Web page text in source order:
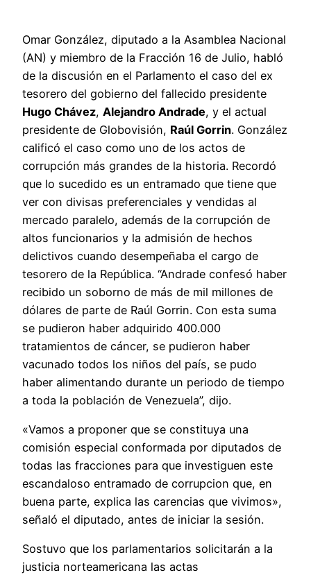
Omar González, diputado a la Asamblea Nacional
(AN) y miembro de la Fracción 16 de Julio, habló
de la discusión en el Parlamento el caso del ex
tesorero del gobierno del fallecido presidente
Hugo Chávez, Alejandro Andrade, y el actual
presidente de Globovisión, Raúl Gorrin. González
calificó el caso como uno de los actos de
corrupción más grandes de la historia. Recordó
que lo sucedido es un entramado que tiene que
ver con divisas preferenciales y vendidas al
mercado paralelo, además de la corrupción de
altos funcionarios y la admisión de hechos
delictivos cuando desempeñaba el cargo de
tesorero de la República. “Andrade confesó haber
recibido un soborno de más de mil millones de
dólares de parte de Raúl Gorrin. Con esta suma
se pudieron haber adquirido 400.000
tratamientos de cáncer, se pudieron haber
vacunado todos los niños del país, se pudo
haber alimentando durante un periodo de tiempo
a toda la población de Venezuela”, dijo.
«Vamos a proponer que se constituya una
comisión especial conformada por diputados de
todas las fracciones para que investiguen este
escandaloso entramado de corrupcion que, en
buena parte, explica las carencias que vivimos»,
señaló el diputado, antes de iniciar la sesión.
Sostuvo que los parlamentarios solicitarán a la
justicia norteamericana las actas